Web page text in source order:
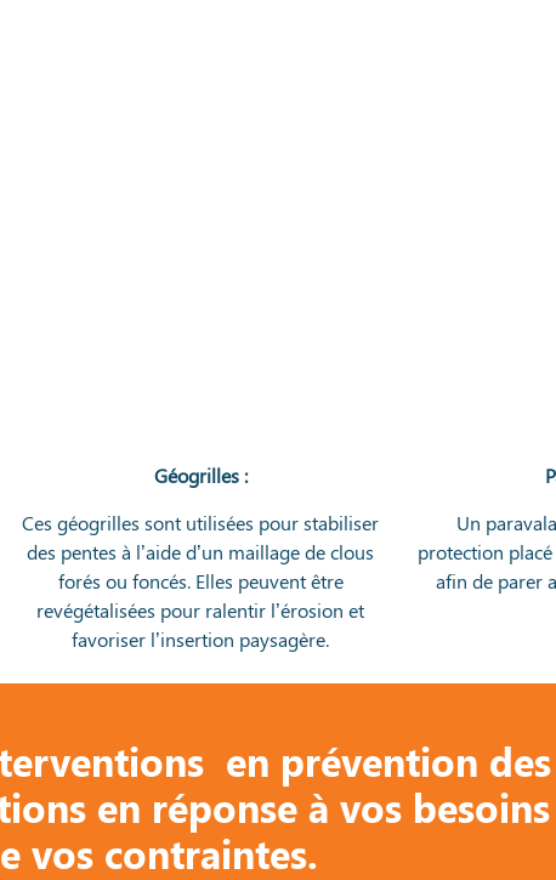
Géogrilles :
Ces géogrilles sont utilisées pour stabiliser
des pentes à l’aide d’un maillage de clous
forés ou foncés. Elles peuvent être
revégétalisées pour ralentir l’érosion et
favoriser l’insertion paysagère.
Un
protection
afin de parer
en prévention
en réponse à vos
vos contraintes.